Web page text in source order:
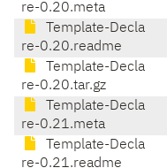
re-0.20.meta
Template-Decla
re-0.20.readme
Template-Decla
re-0.20.tar.gz
Template-Decla
re-0.21.meta
Template-Decla
re-0.21.readme